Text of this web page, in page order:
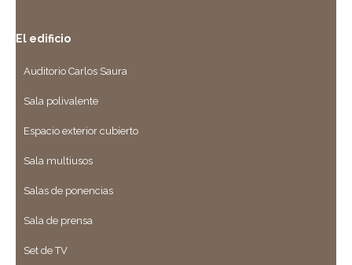
El edificio
Auditorio Carlos Saura
Sala polivalente
Espacio exterior cubierto
Sala multiusos
Salas de ponencias
Sala de prensa
Set de TV